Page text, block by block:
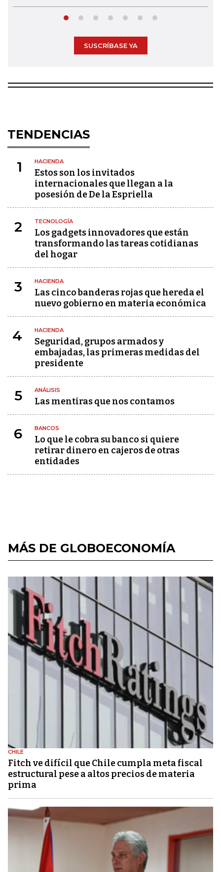
SUSCRÍBASE YA
TENDENCIAS
1 HACIENDA
Estos son los invitados
internacionales que llegan a la
posesión de De la Espriella
2 TECNOLOGÍA
Los gadgets innovadores que están
transformando las tareas cotidianas
del hogar
3 HACIENDA
Las cinco banderas rojas que hereda el
nuevo gobierno en materia económica
4 HACIENDA
Seguridad, grupos armados y
embajadas, las primeras medidas del
presidente
5 ANÁLISIS
Las mentiras que nos contamos
6 BANCOS
Lo que le cobra su banco si quiere
retirar dinero en cajeros de otras
entidades
MÁS DE GLOBOECONOMÍA
CHILE
Fitch ve difícil que Chile cumpla meta fiscal
estructural pese a altos precios de materia
prima